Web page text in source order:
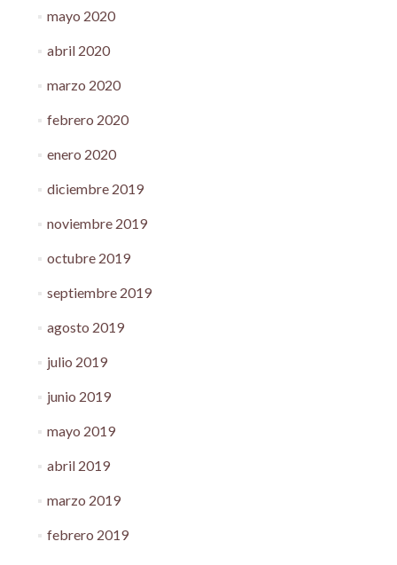
mayo 2020
abril 2020
marzo 2020
febrero 2020
enero 2020
diciembre 2019
noviembre 2019
octubre 2019
septiembre 2019
agosto 2019
julio 2019
junio 2019
mayo 2019
abril 2019
marzo 2019
febrero 2019